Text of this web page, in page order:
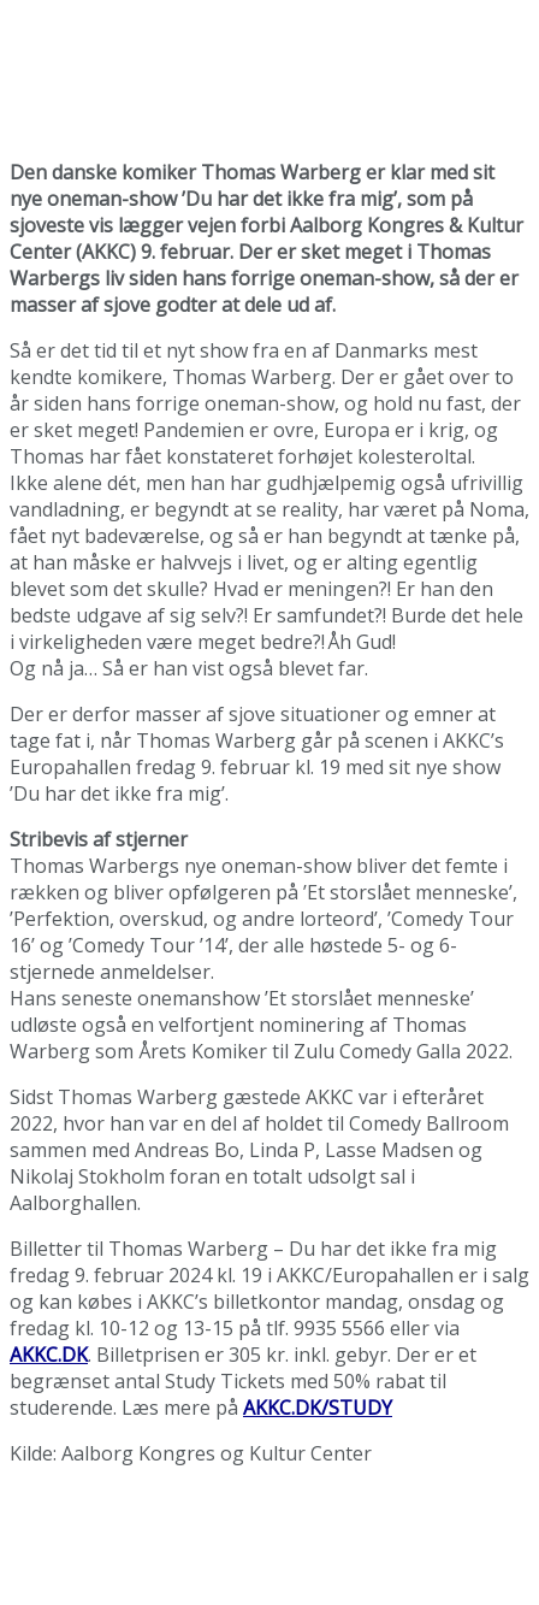
Den danske komiker Thomas Warberg er klar med sit
nye oneman-show ’Du har det ikke fra mig’, som på
sjoveste vis lægger vejen forbi Aalborg Kongres & Kultur
Center (AKKC) 9. februar. Der er sket meget i Thomas
Warbergs liv siden hans forrige oneman-show, så der er
masser af sjove godter at dele ud af.
Så er det tid til et nyt show fra en af Danmarks mest
kendte komikere, Thomas Warberg. Der er gået over to
år siden hans forrige oneman-show, og hold nu fast, der
er sket meget! Pandemien er ovre, Europa er i krig, og
Thomas har fået konstateret forhøjet kolesteroltal.
Ikke alene dét, men han har gudhjælpemig også ufrivillig
vandladning, er begyndt at se reality, har været på Noma,
fået nyt badeværelse, og så er han begyndt at tænke på,
at han måske er halvvejs i livet, og er alting egentlig
blevet som det skulle? Hvad er meningen?! Er han den
bedste udgave af sig selv?! Er samfundet?! Burde det hele
i virkeligheden være meget bedre?! Åh Gud!
Og nå ja… Så er han vist også blevet far.
Der er derfor masser af sjove situationer og emner at
tage fat i, når Thomas Warberg går på scenen i AKKC’s
Europahallen fredag 9. februar kl. 19 med sit nye show
’Du har det ikke fra mig’.
Stribevis af stjerner
Thomas Warbergs nye oneman-show bliver det femte i
rækken og bliver opfølgeren på ’Et storslået menneske’,
’Perfektion, overskud, og andre lorteord’, ’Comedy Tour
16’ og ’Comedy Tour ’14’, der alle høstede 5- og 6-
stjernede anmeldelser.
Hans seneste onemanshow ’Et storslået menneske’
udløste også en velfortjent nominering af Thomas
Warberg som Årets Komiker til Zulu Comedy Galla 2022.
Sidst Thomas Warberg gæstede AKKC var i efteråret
2022, hvor han var en del af holdet til Comedy Ballroom
sammen med Andreas Bo, Linda P, Lasse Madsen og
Nikolaj Stokholm foran en totalt udsolgt sal i
Aalborghallen.
Billetter til Thomas Warberg – Du har det ikke fra mig
fredag 9. februar 2024 kl. 19 i AKKC/Europahallen er i salg
og kan købes i AKKC’s billetkontor mandag, onsdag og
fredag kl. 10-12 og 13-15 på tlf. 9935 5566 eller via
AKKC.DK. Billetprisen er 305 kr. inkl. gebyr. Der er et
begrænset antal Study Tickets med 50% rabat til
studerende. Læs mere på AKKC.DK/STUDY
Kilde: Aalborg Kongres og Kultur Center